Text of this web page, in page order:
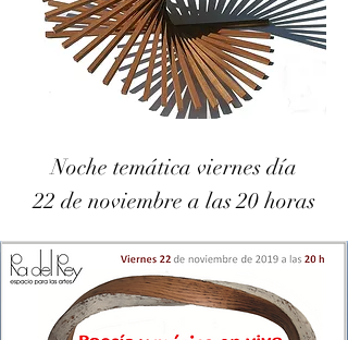
Noche temática viernes día
22 de noviembre a las 20 horas